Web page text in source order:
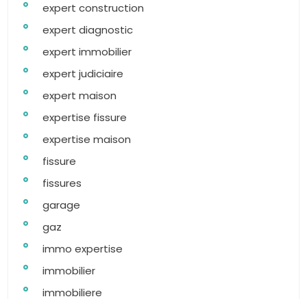
expert construction
expert diagnostic
expert immobilier
expert judiciaire
expert maison
expertise fissure
expertise maison
fissure
fissures
garage
gaz
immo expertise
immobilier
immobiliere